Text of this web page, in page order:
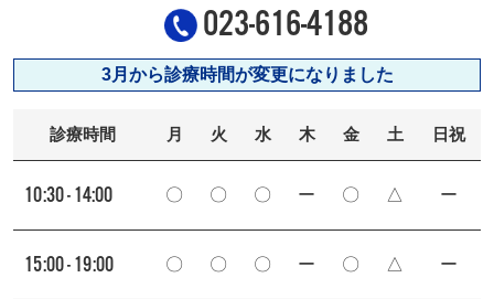
023-616-4188
3月から診療時間が変更になりました
診療時間 月 火 水 木 金 土 日祝
10:30 - 14:00 〇 〇 〇 ー 〇 △ ー
15:00 - 19:00 〇 〇 〇 ー 〇 △ ー